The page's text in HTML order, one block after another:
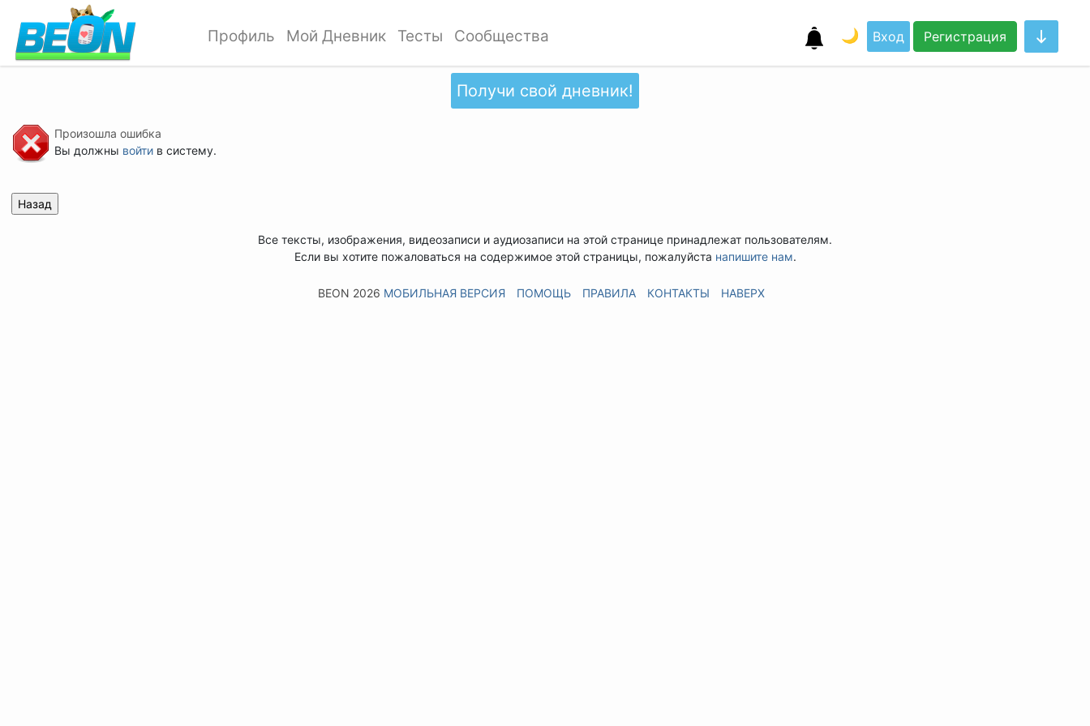
Профиль Мой Дневник Тесты Сообщества 🌙 Вход Регистрация
Получи свой дневник!
Произошла ошибка
Вы должны войтив систему.
Все тексты, изображения, видеозаписи и аудиозаписи на этой странице принадлежат пользователям.
Если вы хотите пожаловаться на содержимое этой страницы, пожалуйста напишите нам.
BEON 2026 МОБИЛЬНАЯ ВЕРСИЯ ПОМОЩЬ ПРАВИЛА КОНТАКТЫ НАВЕРХ